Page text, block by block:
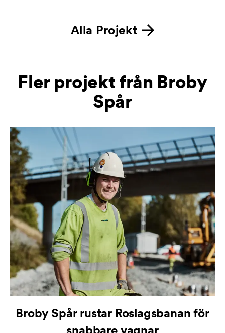
Alla Projekt
Fler projekt från Broby
Spår
Broby Spår rustar Roslagsbanan för